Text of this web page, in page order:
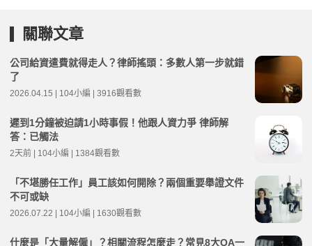
關聯文章
公司給資遣費就得走人？律師搖頭：多數人第一步就錯
了
2026.04.15 | 104小編 | 3916觀看數
遲到1分鐘被迫請1小時事假！他跟人資力爭 律師解
答：已觸法
2天前 | 104小編 | 1384觀看數
「不堪勝任工作」員工該如何開除？兩個重要舉證文件
不可或缺
2026.07.22 | 104小編 | 1630觀看數
什麼是「大量解僱」？相關流程怎麼走？常見8大QA一